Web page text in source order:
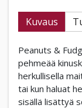
Kuvaus
Peanuts &
pehmeää
herkullisella
tai kun haluat
sisällä lisättyä